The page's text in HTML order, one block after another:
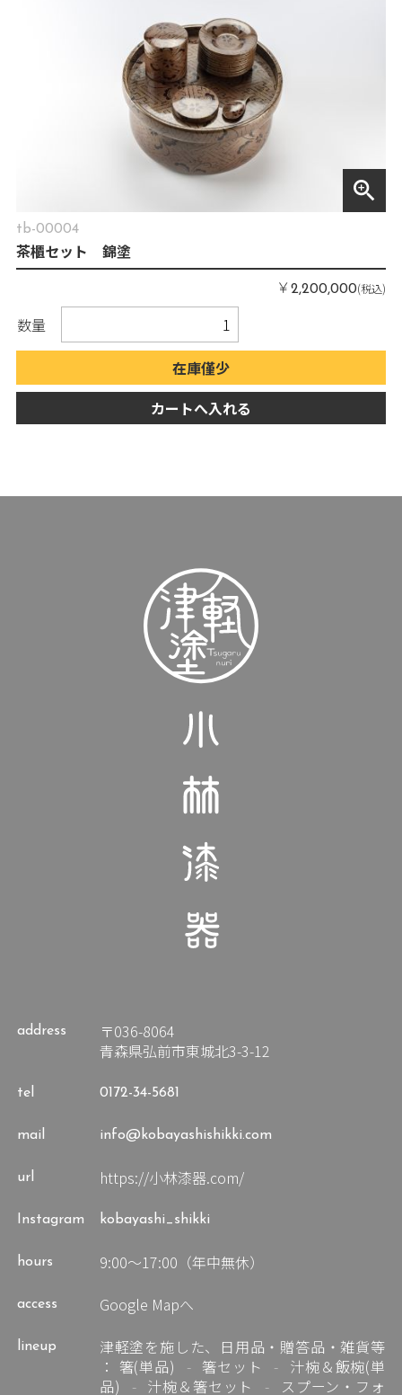
zoom_in
tb-00004
茶櫃セット 錦塗
￥2,200,000(税込)
数量
在庫僅少
カートへ入れる
address
〒036-8064
青森県弘前市東城北3-3-12
tel 0172-34-5681
mail info@kobayashishikki.com
url https://小林漆器.com/
Instagram kobayashi_shikki
hours 9:00～17:00（年中無休）
access Google Mapへ
lineup
津軽塗を施した、日用品・贈答品・雑貨等
： 箸(単品) 箸セット
汁椀＆飯椀(単
品)
汁椀＆箸セット スプーン・フォ